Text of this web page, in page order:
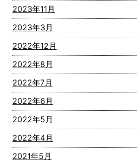
2023年11月
2023年3月
2022年12月
2022年8月
2022年7月
2022年6月
2022年5月
2022年4月
2021年5月